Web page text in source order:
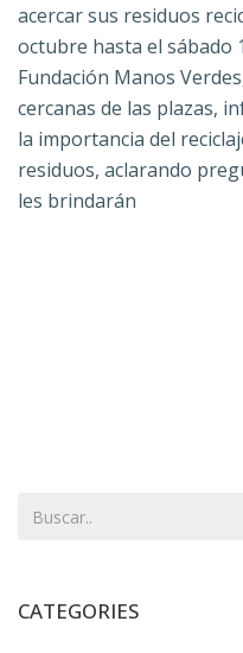
acercar sus residuos
octubre hasta el sábado
Fundación Manos
cercanas de las plazas,
la importancia del
residuos, aclarando
les brindarán
CATEGORIES